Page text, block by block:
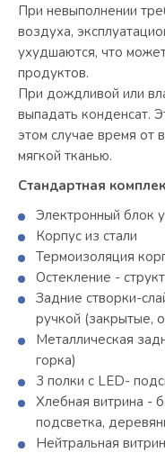
При невыполнении
воздуха,
ухудшаются, что
продуктов.
При дождливой или
выпадать конденсат.
этом случае время от
мягкой тканью.
Стандартная
Электронный блок
Корпус из стали
Термоизоляция
Остекление -
Задние створки-
ручкой (закрытые,
Металлическая
горка)
3 полки с LED-
Хлебная витрина -
подсветка,
Нейтральная